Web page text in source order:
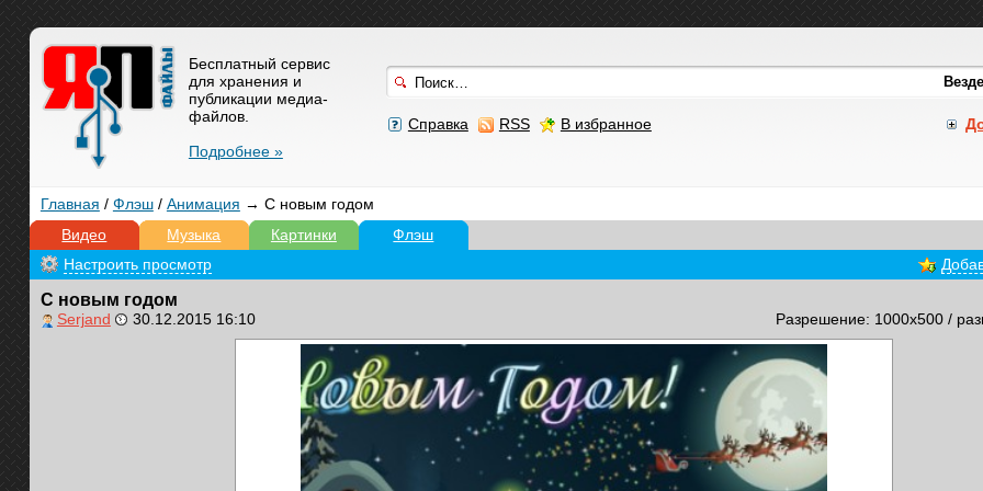
Справка RSS В избранное
Бесплатный сервис
для хранения и
публикации медиа-
файлов.
Подробнее »
Главная / Флэш/ Анимация → С новым годом
Видео
Музыка Картинки Флэш
Настроить просмотр
С новым годом
Serjand 30.12.2015 16:10 Разрешение: 1000x500 /